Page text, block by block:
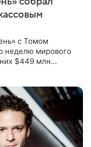
с Томом
неделю мирового
$449 млн